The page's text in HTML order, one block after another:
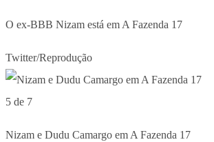
O ex-BBB Nizam está em A Fazenda 17
Twitter/Reprodução
5 de 7
Nizam e Dudu Camargo em A Fazenda 17